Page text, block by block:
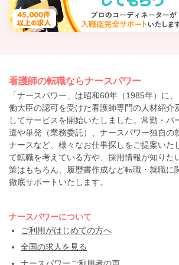
看護師の転職ならナースパワー
「ナースパワー」は昭和60年（1985年）に
働大臣の認可を受けた看護師専門の人材紹介
してサービスを開始いたしました。常勤・パ
遣や単発（業務委託）、ナースパワー独自の
ナースなど、様々なお仕事探しをご提案いた
て転職を考えている方や、採用情報が知りた
策はもちろん、履歴書作成など転職・就職に
徹底サポートいたします。
ナースパワーについて
ご利用がはじめての方へ
全国の求人を見る